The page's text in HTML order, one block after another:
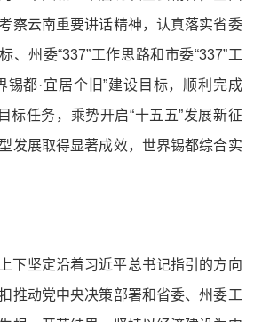
察云南重要讲话精神，认真落实省委
、州委“337”工作思路和市委“337”工
锡都·宜居个旧”建设目标，顺利完成
标任务，乘势开启“十五五”发展新征
发展取得显著成效，世界锡都综合实
下坚定沿着习近平总书记指引的方向
推动党中央决策部署和省委、州委工